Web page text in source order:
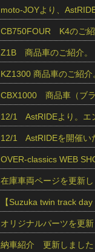
moto-JOYより、
CB750FOUR K4のご
Z1B 商品車のご紹介。
KZ1300 商品車のご紹介
CBX1000 商品車（ブラ
12/1 AstRIDEより。
12/1 AstRIDEを開催い
OVER-classics WEB
在庫車両ページを更新し
【Suzuka twin track
オリジナルパーツを更新
納車紹介 更新しまし